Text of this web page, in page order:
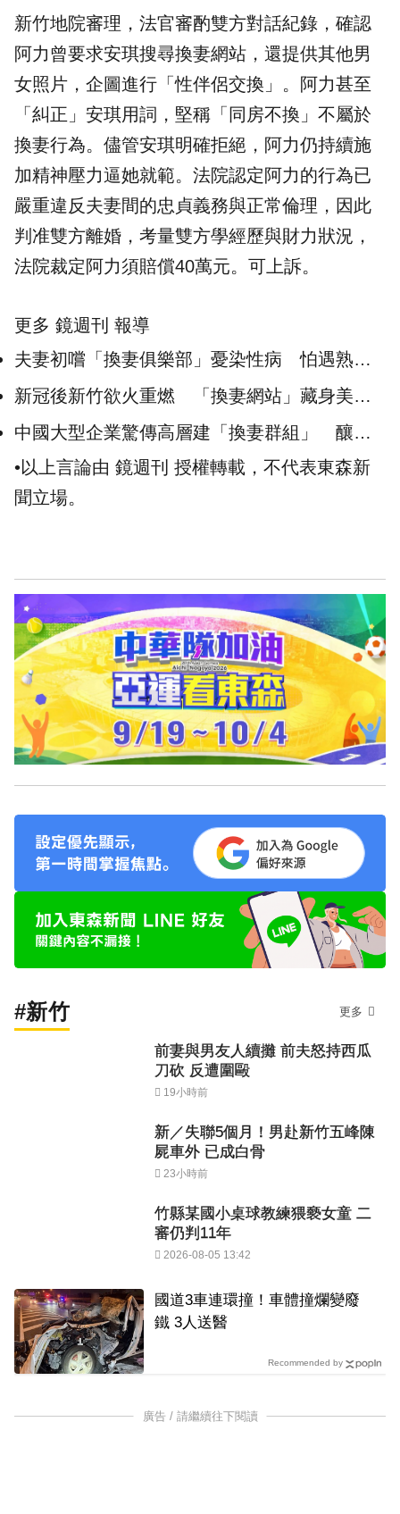
新竹地院審理，法官審酌雙方對話紀錄，確認
阿力曾要求安琪搜尋換妻網站，還提供其他男
女照片，企圖進行「性伴侶交換」。阿力甚至
「糾正」安琪用詞，堅稱「同房不換」不屬於
換妻行為。儘管安琪明確拒絕，阿力仍持續施
加精神壓力逼她就範。法院認定阿力的行為已
嚴重違反夫妻間的忠貞義務與正常倫理，因此
判准雙方離婚，考量雙方學經歷與財力狀況，
法院裁定阿力須賠償40萬元。可上訴。
更多 鏡週刊 報導
夫妻初嚐「換妻俱樂部」憂染性病 怕遇熟人
急奔外縣市就醫
新冠後新竹欲火重燃 「換妻網站」藏身美
國！積分制曝淫亂內幕
中國大型企業驚傳高層建「換妻群組」 釀全
公司200人染愛滋
•以上言論由 鏡週刊 授權轉載，不代表東森新
聞立場。
#新竹 更多
前妻與男友人續攤 前夫怒持西瓜
刀砍 反遭圍毆
19小時前
新／失聯5個月！男赴新竹五峰陳
屍車外 已成白骨
23小時前
竹縣某國小桌球教練猥褻女童 二
審仍判11年
2026-08-05 13:42
國道3車連環撞！車體撞爛變廢
鐵 3人送醫
Recommended by
廣告 / 請繼續往下閱讀